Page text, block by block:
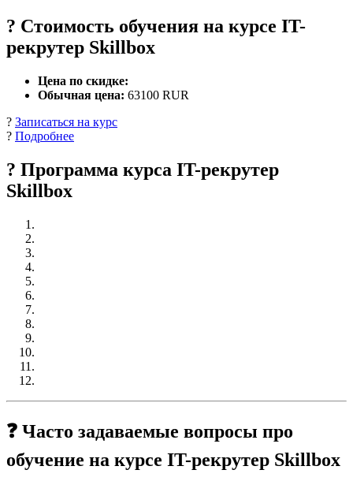
? Стоимость обучения на курсе IT-
рекрутер Skillbox
Цена по скидке:
Обычная цена: 63100 RUR
? Записаться на курс
? Подробнее
? Программа курса IT-рекрутер
Skillbox
❓ Часто задаваемые вопросы про
обучение на курсе IT-рекрутер Skillbox